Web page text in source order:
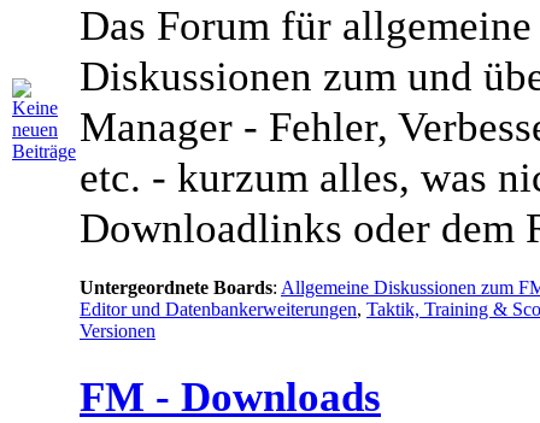
Das Forum für
Diskussionen zum und
Manager - Fehler,
etc. - kurzum alles, was
Downloadlinks oder dem
Untergeordnete Boards: Allgemeine Diskussionen zum
Editor und Datenbankerweiterungen, Taktik, Training &
Versionen
FM - Downloads